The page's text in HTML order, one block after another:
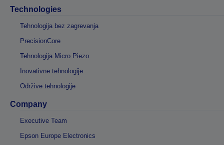
Technologies
Tehnologija bez zagrevanja
PrecisionCore
Tehnologija Micro Piezo
Inovativne tehnologije
Održive tehnologije
Company
Executive Team
Epson Europe Electronics